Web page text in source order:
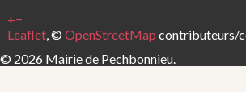
+−
Leaflet, © OpenStreetMap contributeurs/
© 2026 Mairie de Pechbonnieu.